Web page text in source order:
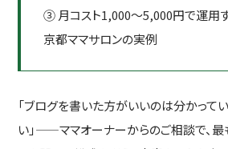
③ 月コスト1,000〜5,000円で運用
京都ママサロンの実例
「ブログを書いた方がいいのは分かって
い」——ママオーナーからのご相談で、最